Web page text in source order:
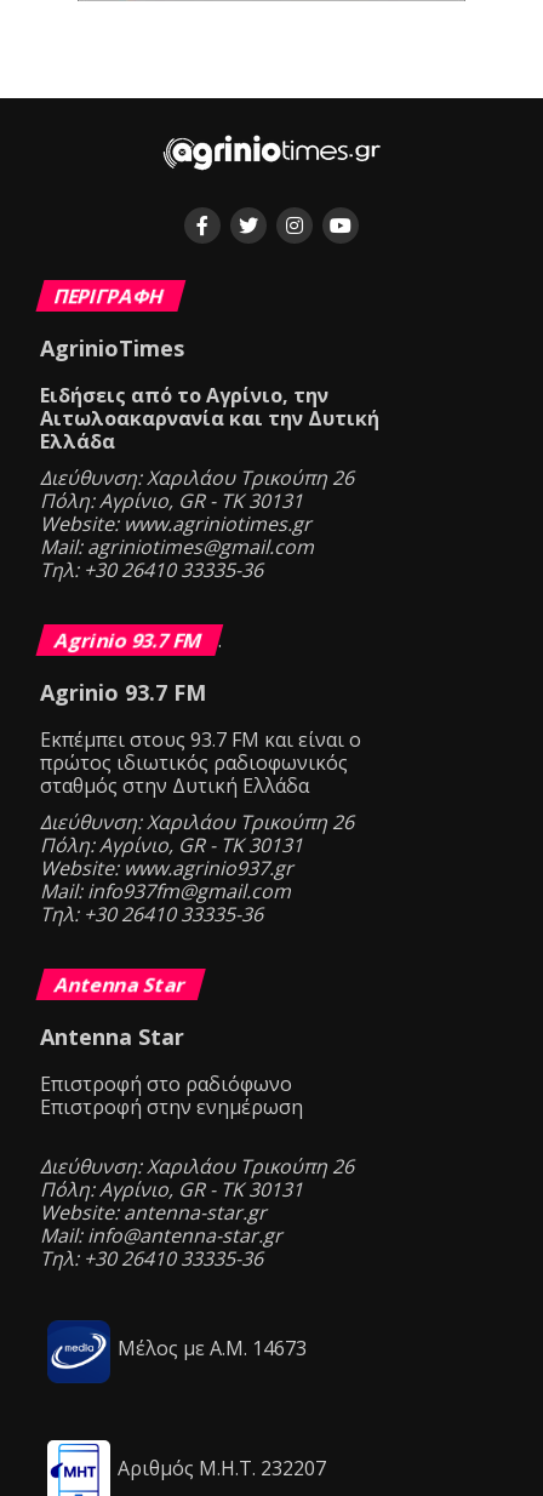
ΠΕΡΙΓΡΑΦΗ
AgrinioTimes
Ειδήσεις από το Αγρίνιο, την
Αιτωλοακαρνανία και την Δυτική
Ελλάδα
Διεύθυνση: Χαριλάου Τρικούπη 26
Πόλη: Αγρίνιο, GR - ΤΚ 30131
Website: www.agriniotimes.gr
Mail: agriniotimes@gmail.com
Τηλ: +30 26410 33335-36
Agrinio 93.7 FM .
Agrinio 93.7 FM
Eκπέμπει στους 93.7 FM και είναι ο
πρώτος ιδιωτικός ραδιοφωνικός
σταθμός στην Δυτική Ελλάδα
Διεύθυνση: Χαριλάου Τρικούπη 26
Πόλη: Αγρίνιο, GR - ΤΚ 30131
Website: www.agrinio937.gr
Mail: info937fm@gmail.com
Τηλ: +30 26410 33335-36
Antenna Star
Antenna Star
Επιστροφή στο ραδιόφωνο
Επιστροφή στην ενημέρωση
Διεύθυνση: Χαριλάου Τρικούπη 26
Πόλη: Αγρίνιο, GR - ΤΚ 30131
Website: antenna-star.gr
Mail: info@antenna-star.gr
Τηλ: +30 26410 33335-36
Μέλος με Α.Μ. 14673
Αριθμός Μ.Η.Τ. 232207